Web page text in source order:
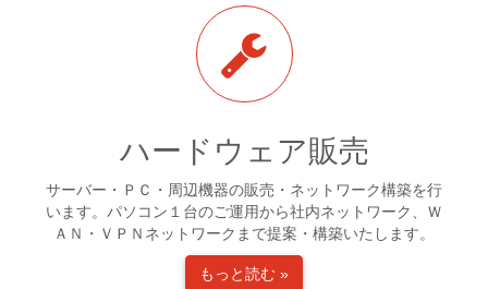
ハードウェア販売
サーバー・ＰＣ・周辺機器の販売・ネットワーク構築を行
います。パソコン１台のご運用から社内ネットワーク、Ｗ
ＡＮ・ＶＰＮネットワークまで提案・構築いたします。
もっと読む »